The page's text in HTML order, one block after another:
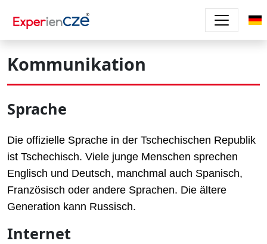
Kommunikation
Sprache
Die offizielle Sprache in der Tschechischen Republik
ist Tschechisch. Viele junge Menschen sprechen
Englisch und Deutsch, manchmal auch Spanisch,
Französisch oder andere Sprachen. Die ältere
Generation kann Russisch.
Internet